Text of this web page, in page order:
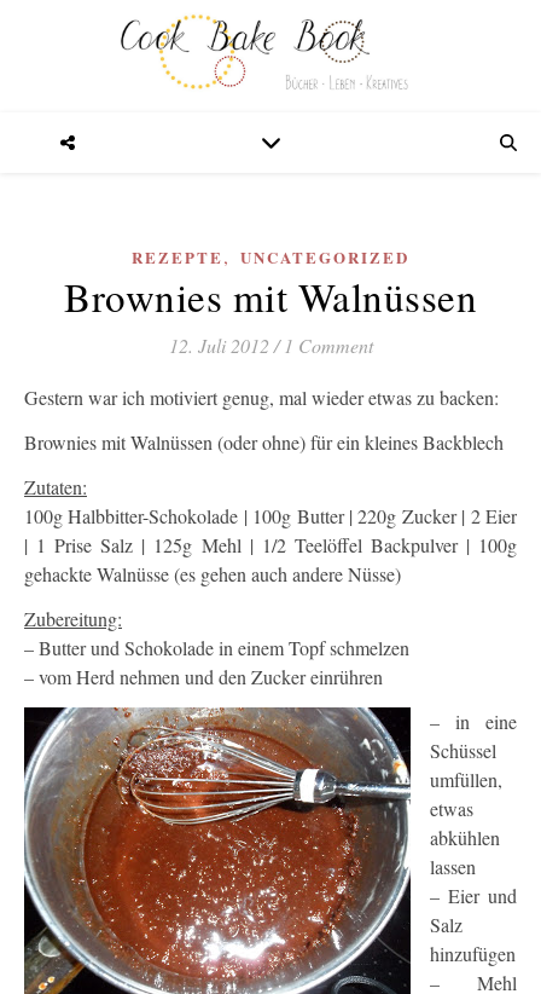
REZEPTE, UNCATEGORIZED
Brownies mit Walnüssen
12. Juli 2012 / 1 Comment
Gestern war ich motiviert genug, mal wieder etwas zu backen:
Brownies mit Walnüssen (oder ohne) für ein kleines Backblech
Zutaten:
100g Halbbitter-Schokolade | 100g Butter | 220g Zucker | 2 Eier
| 1 Prise Salz | 125g Mehl | 1/2 Teelöffel Backpulver | 100g
gehackte Walnüsse (es gehen auch andere Nüsse)
Zubereitung:
– Butter und Schokolade in einem Topf schmelzen
– vom Herd nehmen und den Zucker einrühren
– in eine
Schüssel
umfüllen,
etwas
abkühlen
lassen
– Eier und
Salz
hinzufügen
– Mehl